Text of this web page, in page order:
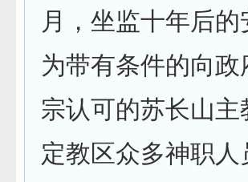
月，坐监十年后
为带有条件的向
宗认可的苏长山
定教区众多神职